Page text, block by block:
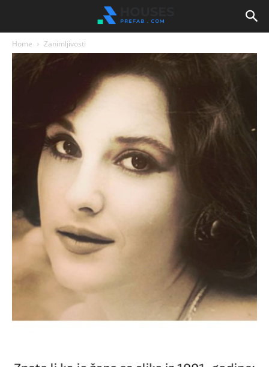
Home Zanimljivosti